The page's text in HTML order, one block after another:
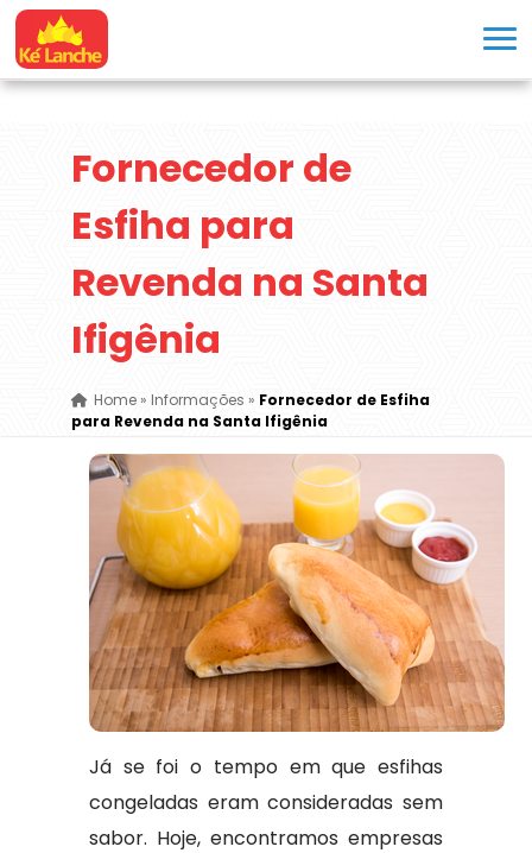
Fornecedor de
Esfiha para
Revenda na Santa
Ifigênia
Home» Informações » Fornecedor de Esfiha
para Revenda na Santa Ifigênia
Já se foi o tempo em que esfihas
congeladas eram consideradas sem
sabor. Hoje, encontramos empresas